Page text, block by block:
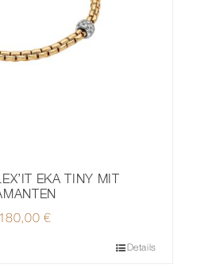
EKA TINY MIT
€
Details